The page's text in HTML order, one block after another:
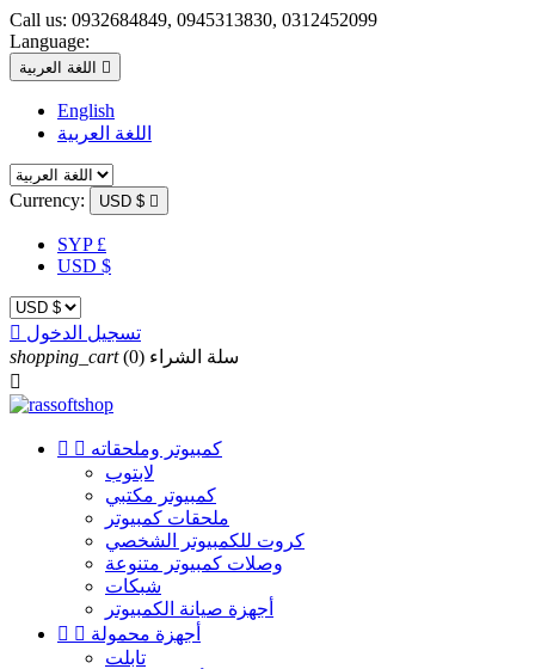
Call us: 0932684849, 0945313830, 0312452099
Language:
اللغة العربية 
English
اللغة العربية
Currency: USD $ 
SYP £
USD $
 تسجيل الدخول
shopping_cart
سلة الشراء (0)

  كمبيوتر وملحقاته
لابتوب
كمبيوتر مكتبي
ملحقات كمبيوتر
كروت للكمبيوتر الشخصي
وصلات كمبيوتر متنوعة
شبكات
أجهزة صيانة الكمبيوتر
  أجهزة محمولة
تابلت